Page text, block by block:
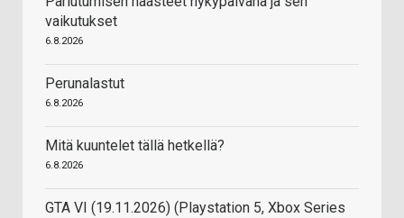
vaikutukset
6.8.2026
Perunalastut
6.8.2026
Mitä kuuntelet tällä hetkellä?
6.8.2026
GTA VI (19.11.2026) (Playstation 5, Xbox Series